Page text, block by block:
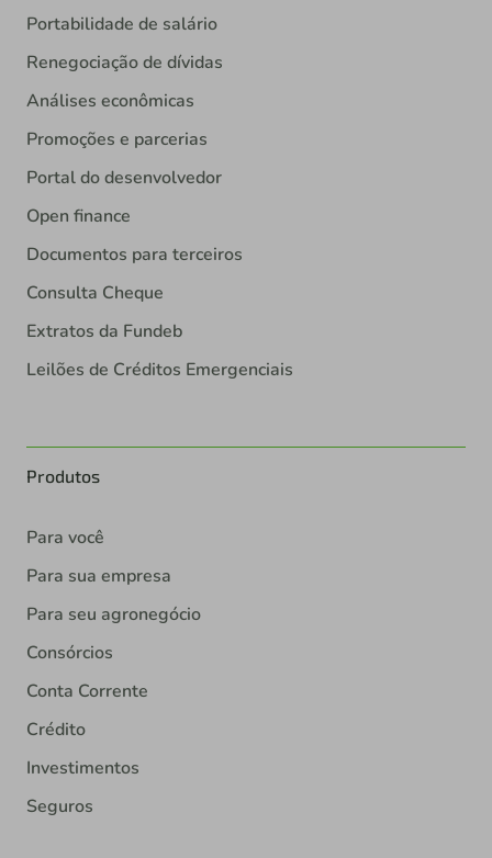
Portabilidade de salário
Renegociação de dívidas
Análises econômicas
Promoções e parcerias
Portal do desenvolvedor
Open finance
Documentos para terceiros
Consulta Cheque
Extratos da Fundeb
Leilões de Créditos Emergenciais
Produtos
Para você
Para sua empresa
Para seu agronegócio
Consórcios
Conta Corrente
Crédito
Investimentos
Seguros